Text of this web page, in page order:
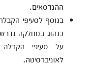
ההנדסאים.
בנוסף לסעיפי
על סעיפי
לאוניברסיטה.‬